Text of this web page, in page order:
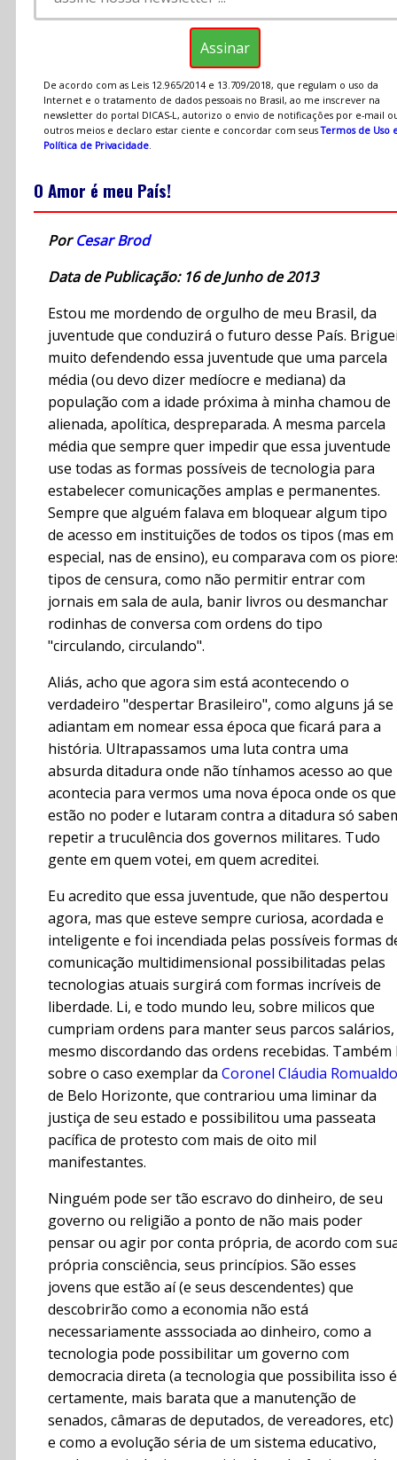
De acordo com as Leis 12.965/2014 e 13.709/2018, que regulam o uso da
Internet e o tratamento de dados pessoais no Brasil, ao me inscrever na
newsletter do portal DICAS-L, autorizo o envio de notificações por e-mail
outros meios e declaro estar ciente e concordar com seusTermos de Uso
Política de Privacidade.
O Amor é meu País!
PorCesar Brod
Data de Publicação: 16 de Junho de 2013
Estou me mordendo de orgulho de meu Brasil, da
juventude que conduzirá o futuro desse País.
muito defendendo essa juventude que uma parcela
média (ou devo dizer medíocre e mediana) da
população com a idade próxima à minha chamou de
alienada, apolítica, despreparada. A mesma parcela
média que sempre quer impedir que essa juventude
use todas as formas possíveis de tecnologia para
estabelecer comunicações amplas e permanentes.
Sempre que alguém falava em bloquear algum tipo
de acesso em instituições de todos os tipos (mas em
especial, nas de ensino), eu comparava com os
tipos de censura, como não permitir entrar com
jornais em sala de aula, banir livros ou desmanchar
rodinhas de conversa com ordens do tipo
"circulando, circulando".
Aliás, acho que agora sim está acontecendo o
verdadeiro "despertar Brasileiro", como alguns já se
adiantam em nomear essa época que ficará para a
história. Ultrapassamos uma luta contra uma
absurda ditadura onde não tínhamos acesso ao que
acontecia para vermos uma nova época onde os que
estão no poder e lutaram contra a ditadura só
repetir a truculência dos governos militares. Tudo
gente em quem votei, em quem acreditei.
Eu acredito que essa juventude, que não despertou
agora, mas que esteve sempre curiosa, acordada e
inteligente e foi incendiada pelas possíveis formas
comunicação multidimensional possibilitadas pelas
tecnologias atuais surgirá com formas incríveis de
liberdade. Li, e todo mundo leu, sobre milicos que
cumpriam ordens para manter seus parcos salários,
mesmo discordando das ordens recebidas. Também
sobre o caso exemplar da Coronel Cláudia Romualdo
de Belo Horizonte, que contrariou uma liminar da
justiça de seu estado e possibilitou uma passeata
pacífica de protesto com mais de oito mil
manifestantes.
Ninguém pode ser tão escravo do dinheiro, de seu
governo ou religião a ponto de não mais poder
pensar ou agir por conta própria, de acordo com
própria consciência, seus princípios. São esses
jovens que estão aí (e seus descendentes) que
descobrirão como a economia não está
necessariamente asssociada ao dinheiro, como a
tecnologia pode possibilitar um governo com
democracia direta (a tecnologia que possibilita isso
certamente, mais barata que a manutenção de
senados, câmaras de deputados, de vereadores, etc)
e como a evolução séria de um sistema educativo,